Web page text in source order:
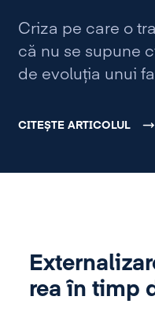
Criza pe care o
că nu se supune
de evoluția unui
deoarece
CITEȘTE ARTICOLUL
rea în timp